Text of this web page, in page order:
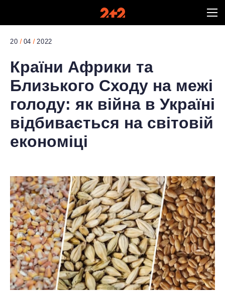
20 04 2022
Країни Африки та
Близького Сходу на межі
голоду: як війна в Україні
відбивається на світовій
економіці